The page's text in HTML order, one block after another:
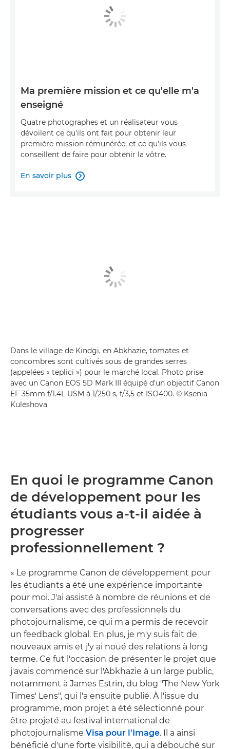
Ma première mission et ce qu'elle m'a
enseigné
Quatre photographes et un réalisateur vous
dévoilent ce qu'ils ont fait pour obtenir leur
première mission rémunérée, et ce qu'ils vous
conseillent de faire pour obtenir la vôtre.
En savoir plus 
Dans le village de Kindgi, en Abkhazie, tomates et
concombres sont cultivés sous de grandes serres
(appelées « teplici ») pour le marché local. Photo prise
avec un Canon EOS 5D Mark III équipé d'un objectif Canon
EF 35mm f/1.4L USM à 1/250 s, f/3,5 et ISO400. © Ksenia
Kuleshova
En quoi le programme Canon
de développement pour les
étudiants vous a-t-il aidée à
progresser
professionnellement ?
« Le programme Canon de développement pour
les étudiants a été une expérience importante
pour moi. J'ai assisté à nombre de réunions et de
conversations avec des professionnels du
photojournalisme, ce qui m'a permis de recevoir
un feedback global. En plus, je m'y suis fait de
nouveaux amis et j'y ai noué des relations à long
terme. Ce fut l'occasion de présenter le projet que
j'avais commencé sur l'Abkhazie à un large public,
notamment à James Estrin, du blog "The New York
Times' Lens", qui l'a ensuite publié. À l'issue du
programme, mon projet a été sélectionné pour
être projeté au festival international de
photojournalisme Visa pour l'Image. Il a ainsi
bénéficié d'une forte visibilité, qui a débouché sur